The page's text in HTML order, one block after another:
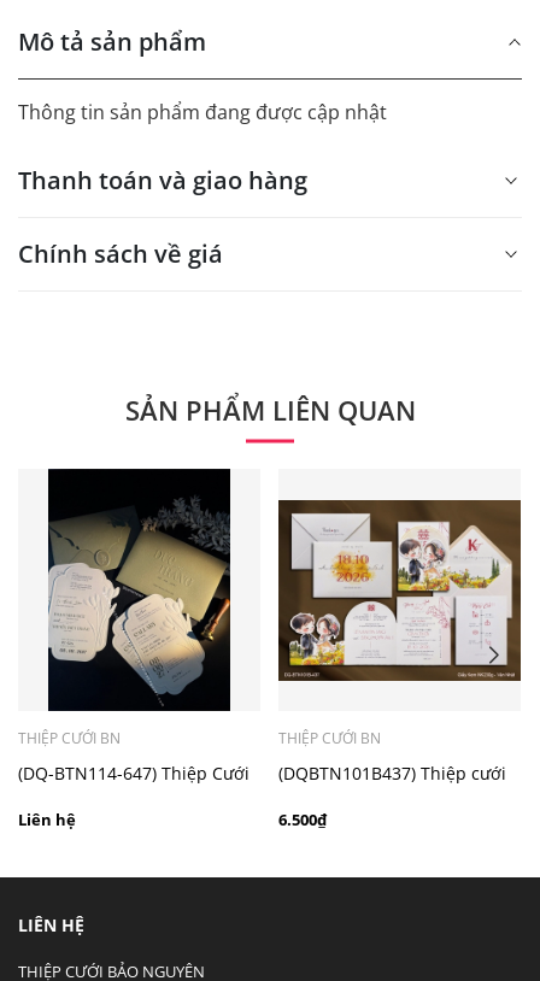
Mô tả sản phẩm
Thông tin sản phẩm đang được cập nhật
Thanh toán và giao hàng
Chính sách về giá
Quý khách vui lòng liên hệ để có thông tin chính xác.
- Mẫu dưới 3000 giá chưa bao gồm bản đồ, quý khách
có nhu cầu in bản đồ sẽ có mức phí 300 - 500 đồng 1
thiệp tuỳ chất liệu.
SẢN PHẨM LIÊN QUAN
THIỆP CƯỚI BN
(DQ-BTN114-647) Thiệp Cưới
Liên hệ
THIỆP CƯỚI BN
(DQBTN101B437) Thiệp cưới
6.500₫
LIÊN HỆ
THIỆP CƯỚI BẢO NGUYÊN